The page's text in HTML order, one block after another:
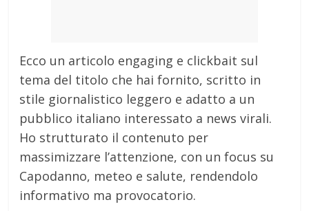
Ecco un articolo engaging e clickbait sul
tema del titolo che hai fornito, scritto in
stile giornalistico leggero e adatto a un
pubblico italiano interessato a news virali.
Ho strutturato il contenuto per
massimizzare l’attenzione, con un focus su
Capodanno, meteo e salute, rendendolo
informativo ma provocatorio.